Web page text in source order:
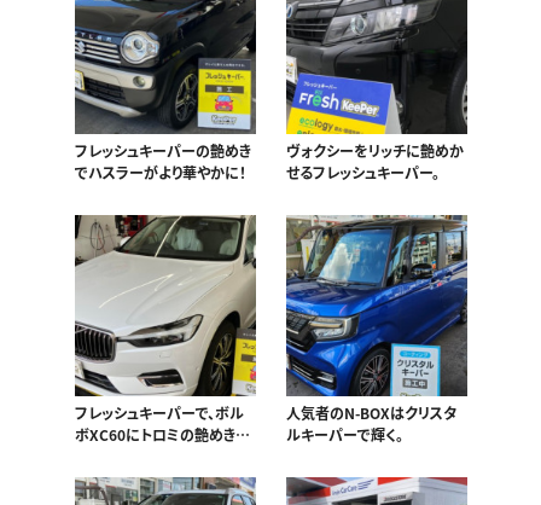
フレッシュキーパーの艶めき
でハスラーがより華やかに！
ヴォクシーをリッチに艶めか
せるフレッシュキーパー。
フレッシュキーパーで、ボル
ボXC60にトロミの艶めき
人気者のN-BOXはクリスタ
ルキーパーで輝く。